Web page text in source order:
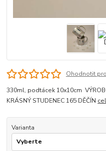
Ohodnotit
330ml, podtácek 10x10cm
KRÁSNÝ STUDENEC 165 DĚČÍN
Varianta